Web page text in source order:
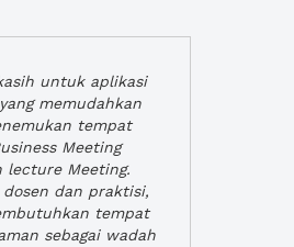
untuk aplikasi
yang memudahkan
tempat
Meeting
lecture Meeting.
dosen dan praktisi,
tempat
sebagai wadah